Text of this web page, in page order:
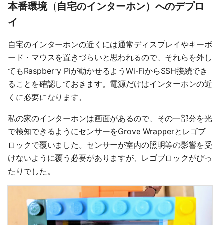
本番環境（自宅のインターホン）へのデプロ
イ
自宅のインターホンの近くには通常ディスプレイやキーボ
ード・マウスを置きづらいと思われるので、それらを外し
てもRaspberry Piが動かせるようWi-FiからSSH接続でき
ることを確認しておきます。電源だけはインターホンの近
くに必要になります。
私の家のインターホンは画面があるので、その一部分を光
で検知できるようにセンサーをGrove Wrapperとレゴブ
ロックで覆いました。センサーが室内の照明等の影響を受
けないように覆う必要がありますが、レゴブロックがぴっ
たりでした。